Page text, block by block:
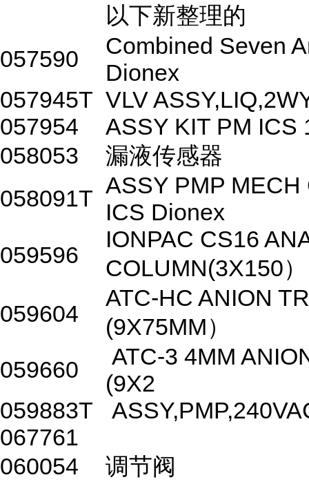
以下新整理的
057590
Combined Seven
Dionex
057945T VLV
057954
ASSY KIT PM
058053
漏液传感器
058091T ASSY PMP
ICS Dionex
059596
IONPAC CS16
COLUMN(3X150）
059604
ATC-HC ANION
(9X75MM）
059660
ATC-3 4MM
(9X2
059883T
067761
060054
调节阀